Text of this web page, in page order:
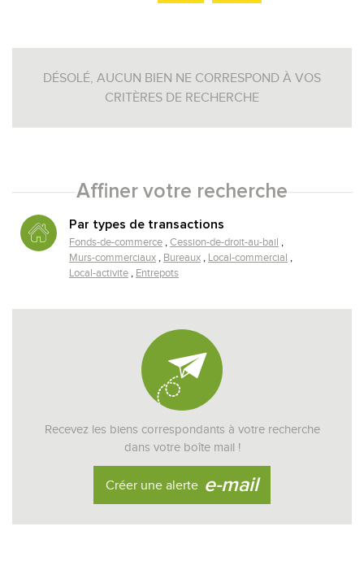
RECHERCHER
DÉSOLÉ, AUCUN BIEN NE CORRESPOND À VOS
CRITÈRES DE RECHERCHE
Affiner votre recherche
Par types de transactions
Fonds-de-commerce Cession-de-droit-au-bail
Murs-commerciaux
Bureaux
Local-commercial
Local-activite
Entrepots
Recevez les biens correspondants à votre recherche
dans votre boîte mail !
Créer une alerte e-mail